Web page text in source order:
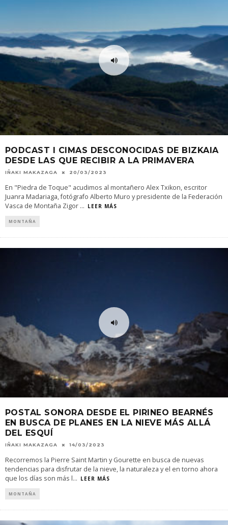
PODCAST I CIMAS DESCONOCIDAS DE BIZKAIA
DESDE LAS QUE RECIBIR A LA PRIMAVERA
IÑAKI MAKAZAGA 20/03/2023
En "Piedra de Toque" acudimos al montañero Alex Txikon, escritor
Juanra Madariaga, fotógrafo Alberto Muro y presidente de la Federación
Vasca de Montaña Zigor ... LEER MÁS
MONTAÑA
POSTAL SONORA DESDE EL PIRINEO BEARNÉS
EN BUSCA DE PLANES EN LA NIEVE MÁS ALLÁ
DEL ESQUÍ
IÑAKI MAKAZAGA 14/03/2023
Recorremos la Pierre Saint Martin y Gourette en busca de nuevas
tendencias para disfrutar de la nieve, la naturaleza y el en torno ahora
que los días son más l... LEER MÁS
MONTAÑA